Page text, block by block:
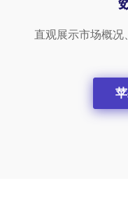
直观展示市场概况